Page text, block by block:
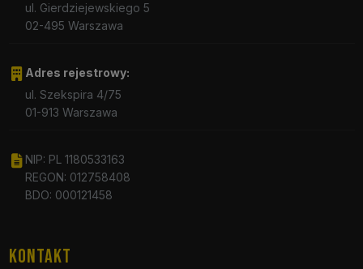
ul. Gierdziejewskiego 5
02-495 Warszawa
Adres rejestrowy:
ul. Szekspira 4/75
01-913 Warszawa
NIP: PL 1180533163
REGON: 012758408
BDO: 000121458
KONTAKT